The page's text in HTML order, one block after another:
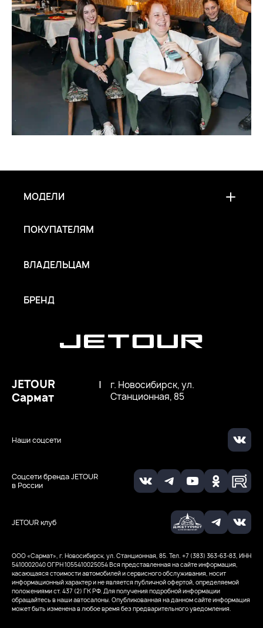
JETOUR клуб
Соцсети бренда JETOUR
в России
Наши соцсети
JETOUR
Сармат
|
г. Новосибирск, ул.
Станционная, 85
МОДЕЛИ
ПОКУПАТЕЛЯМ
ВЛАДЕЛЬЦАМ
БРЕНД
ООО «Сармат», г. Новосибирск, ул. Станционная, 85. Тел. +7 (383) 363-63-83, ИНН
5410002040ОГРН 1055410025054Вся представленная на сайте информация,
касающаяся стоимости автомобилей и сервисного обслуживания, носит
информационный характер и не является публичной офертой, определяемой
положениями ст. 437 (2) ГК РФ. Для получения подробной информации
обращайтесь в наши автосалоны. Опубликованная на данном сайте информация
может быть изменена в любое время без предварительного уведомления.